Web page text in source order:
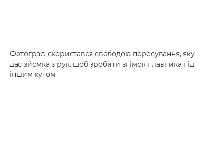
Фотограф скористався свободою пересування, яку
дає зйомка з рук, щоб зробити знімок плавника під
іншим кутом.